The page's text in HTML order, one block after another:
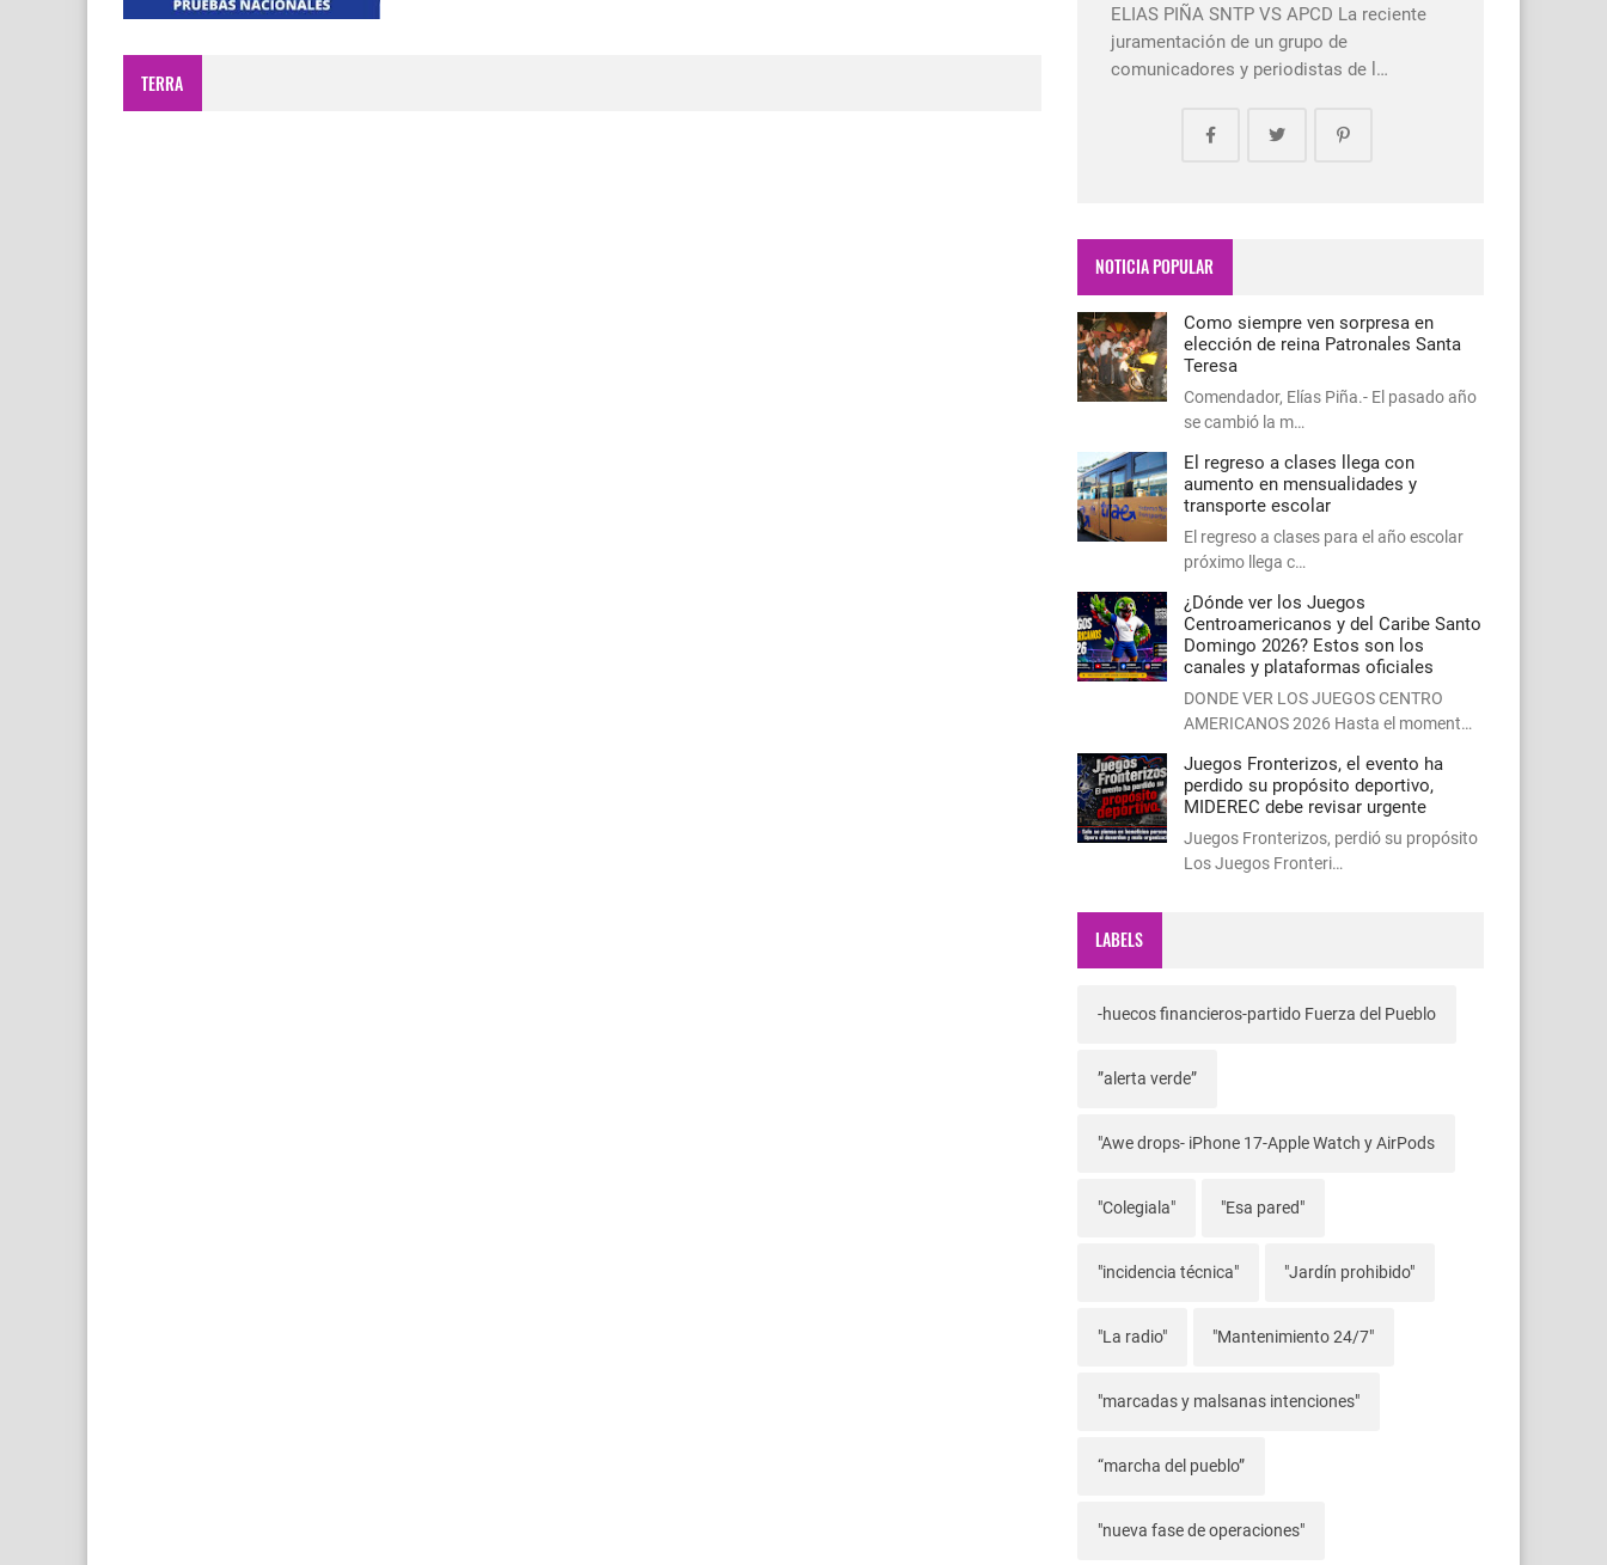
TERRA
ELIAS PIÑA SNTP VS APCD La reciente
juramentación de un grupo de
comunicadores y periodistas de l…
NOTICIA POPULAR
Como siempre ven sorpresa en
elección de reina Patronales Santa
Teresa
Comendador, Elías Piña.- El pasado año
se cambió la m…
El regreso a clases llega con
aumento en mensualidades y
transporte escolar
El regreso a clases para el año escolar
próximo llega c…
¿Dónde ver los Juegos
Centroamericanos y del Caribe Santo
Domingo 2026? Estos son los
canales y plataformas oficiales
DONDE VER LOS JUEGOS CENTRO
AMERICANOS 2026 Hasta el moment…
Juegos Fronterizos, el evento ha
perdido su propósito deportivo,
MIDEREC debe revisar urgente
Juegos Fronterizos, perdió su propósito
Los Juegos Fronteri…
LABELS
-huecos financieros-partido Fuerza del Pueblo
”alerta verde”
"Awe drops- iPhone 17-Apple Watch y AirPods
"Colegiala" "Esa pared"
"incidencia técnica" "Jardín prohibido"
"La radio" "Mantenimiento 24/7"
"marcadas y malsanas intenciones"
“marcha del pueblo”
"nueva fase de operaciones"